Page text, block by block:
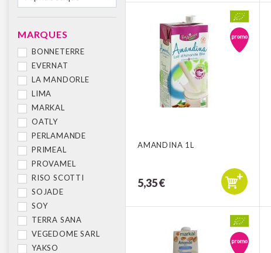
MARQUES
BONNETERRE
EVERNAT
LA MANDORLE
LIMA
MARKAL
OATLY
PERLAMANDE
PRIMEAL
PROVAMEL
RISO SCOTTI
SOJADE
SOY
TERRA SANA
VEGEDOME SARL
YAKSO
AMANDINA 1L
5,35 €